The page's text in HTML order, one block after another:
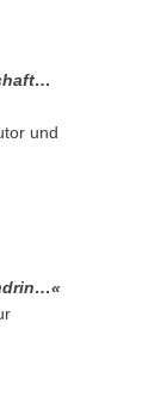
und